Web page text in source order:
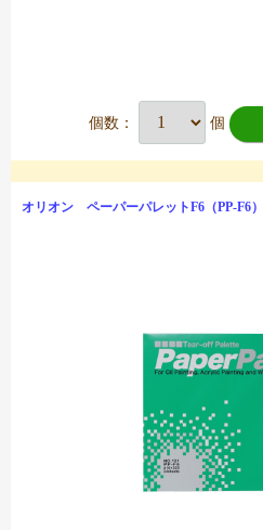
個数： 個
オリオン ペーパーパレットF6（PP-F6